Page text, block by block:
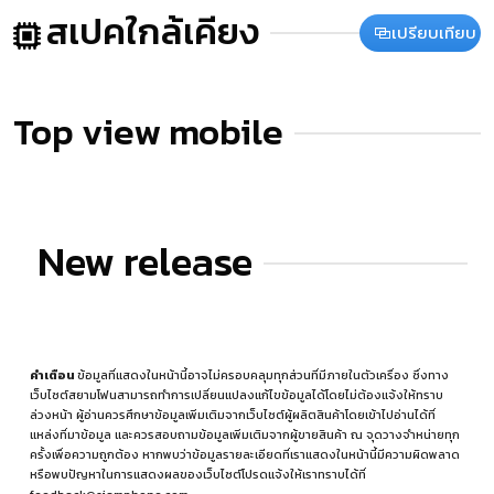
สเปคใกล้เคียง เปรียบเทียบ
Top view mobile
New release
คำเตือนข้อมูลที่แสดงในหน้านี้อาจไม่ครอบคลุมทุกส่วนที่มีภายในตัวเครื่อง ซึ่งทาง
เว็บไซต์สยามโฟนสามารถทำการเปลี่ยนแปลงแก้ไขข้อมูลได้โดยไม่ต้องแจ้งให้ทราบ
ล่วงหน้า ผู้อ่านควรศึกษาข้อมูลเพิ่มเติมจากเว็บไซต์ผู้ผลิตสินค้าโดยเข้าไปอ่านได้ที่
แหล่งที่มาข้อมูล และควรสอบถามข้อมูลเพิ่มเติมจากผู้ขายสินค้า ณ จุดวางจำหน่ายทุก
ครั้งเพื่อความถูกต้อง หากพบว่าข้อมูลรายละเอียดที่เราแสดงในหน้านี้มีความผิดพลาด
หรือพบปัญหาในการแสดงผลของเว็บไซต์โปรดแจ้งให้เราทราบได้ที่